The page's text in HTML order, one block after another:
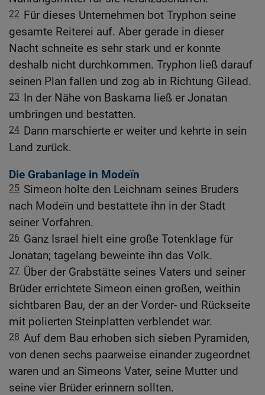
22 Für dieses Unternehmen bot Tryphon seine
gesamte Reiterei auf. Aber gerade in dieser
Nacht schneite es sehr stark und er konnte
deshalb nicht durchkommen. Tryphon ließ darauf
seinen Plan fallen und zog ab in Richtung Gilead.
23 In der Nähe von Baskama ließ er Jonatan
umbringen und bestatten.
24 Dann marschierte er weiter und kehrte in sein
Land zurück.
Die Grabanlage in Modeïn
25 Simeon holte den Leichnam seines Bruders
nach Modeïn und bestattete ihn in der Stadt
seiner Vorfahren.
26 Ganz Israel hielt eine große Totenklage für
Jonatan; tagelang beweinte ihn das Volk.
27 Über der Grabstätte seines Vaters und seiner
Brüder errichtete Simeon einen großen, weithin
sichtbaren Bau, der an der Vorder- und Rückseite
mit polierten Steinplatten verblendet war.
28 Auf dem Bau erhoben sich sieben Pyramiden,
von denen sechs paarweise einander zugeordnet
waren und an Simeons Vater, seine Mutter und
seine vier Brüder erinnern sollten.